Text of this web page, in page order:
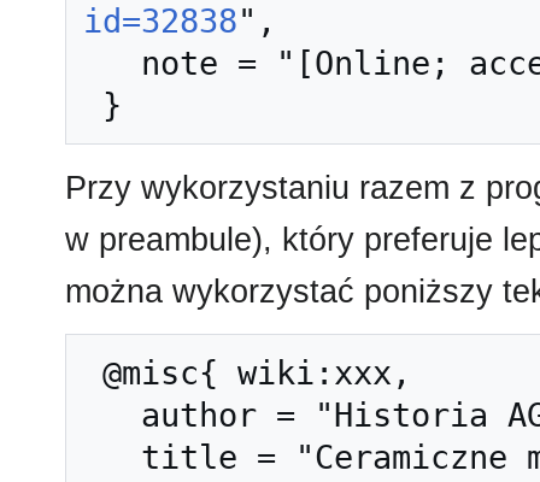
id=32838",
Przy wykorzystaniu razem z
w preambule), który preferuje
można wykorzystać poniższy